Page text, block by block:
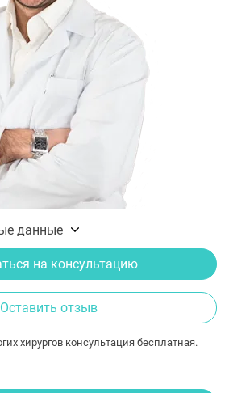
данные
на консультацию
Оставить отзыв
хирургов консультация бесплатная.